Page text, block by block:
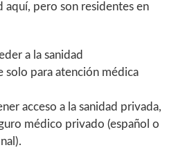
aquí, pero son residentes en
a la sanidad
solo para atención médica
acceso a la sanidad privada,
médico privado (español o